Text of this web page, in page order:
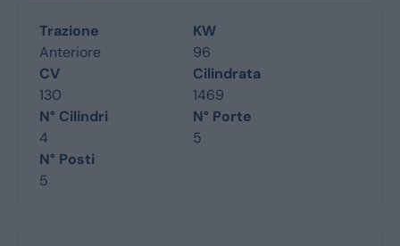
Trazione
Anteriore
KW
96
CV
130
Cilindrata
1469
N° Cilindri
4
N° Porte
5
N° Posti
5